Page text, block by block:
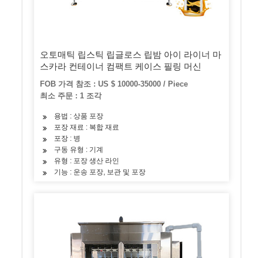
오토매틱 립스틱 립글로스 립밤 아이 라이너 마
스카라 컨테이너 컴팩트 케이스 필링 머신
FOB 가격 참조 : US $ 10000-35000 / Piece
최소 주문 : 1 조각
용법 : 상품 포장
포장 재료 : 복합 재료
포장 : 병
구동 유형 : 기계
유형 : 포장 생산 라인
기능 : 운송 포장, 보관 및 포장